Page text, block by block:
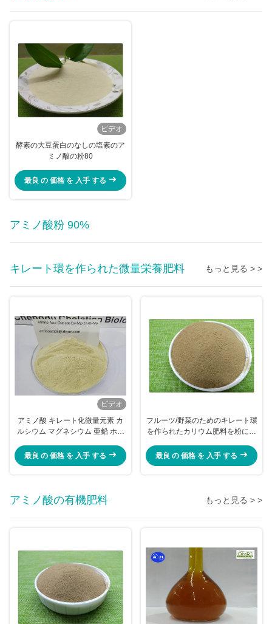
ビデオ
酵素の大豆蛋白のなしの塩素のア
ミノ酸の粉80
最良 の 価格 を 入手 する
アミノ酸粉 90%
キレート環を作られた微量栄養肥料 もっと見る > >
ビデオ
アミノ酸 キレート化微量元素 カ
ルシウム マグネシウム 亜鉛 ホウ
最良 の 価格 を 入手 する
フルーツ/野菜のためのキレート環
を作られたカリウム肥料を粉にし
最良 の 価格 を 入手 する
アミノ酸の有機肥料 もっと見る > >